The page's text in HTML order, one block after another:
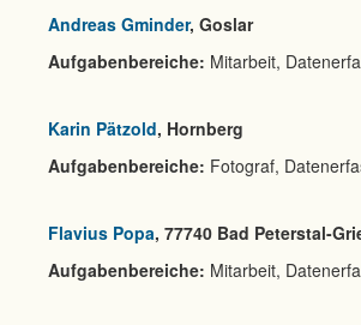
Andreas Gminder, Goslar
Aufgabenbereiche: Mitarbeit,
Karin Pätzold, Hornberg
Aufgabenbereiche: Fotograf,
Flavius Popa, 77740 Bad Peterstal-
Aufgabenbereiche: Mitarbeit,